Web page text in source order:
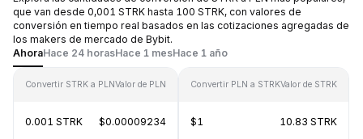
que van desde 0,001 STRK hasta 100 STRK, con valores de
conversión en tiempo real basados en las cotizaciones agregadas de
los makers de mercado de Bybit.
AhoraHace 24 horasHace 1 mesHace 1 año
Convertir STRK a PLNValor de PLN
0.001 STRK $0.00009234
Convertir PLN a STRKValor de STRK
$1 10.83 STRK